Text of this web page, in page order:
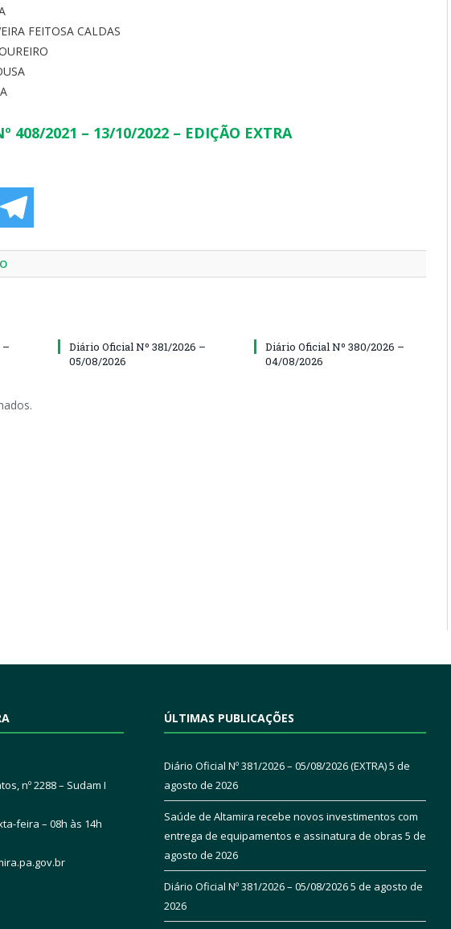
FEITOSA CALDAS
408/2021 – 13/10/2022 – EDIÇÃO EXTRA
–
Diário Oficial Nº 381/2026 –
05/08/2026
Diário Oficial Nº 380/2026 –
04/08/2026
nº 2288 – Sudam I
feira – 08h às 14h
gov.br
ÚLTIMAS PUBLICAÇÕES
Diário Oficial Nº 381/2026 – 05/08/2026 (EXTRA)5 de
agosto de 2026
Saúde de Altamira recebe novos investimentos com
entrega de equipamentos e assinatura de obras 5 de
agosto de 2026
Diário Oficial Nº 381/2026 – 05/08/20265 de agosto de
2026